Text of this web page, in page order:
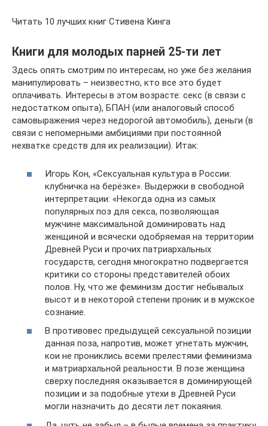
Читать 10 лучших книг Стивена Кинга
Книги для молодых парней 25-ти лет
Здесь опять смотрим по интересам, но уже без желания
манипулировать – неизвестно, кто все это будет
оплачивать. Интересы в этом возрасте: секс (в связи с
недостатком опыта), БПАН (или аналоговый способ
самовыражения через недорогой автомобиль), деньги (в
связи с непомерными амбициями при постоянной
нехватке средств для их реализации). Итак:
Игорь Кон, «Сексуальная культура в России:
клубничка на берёзке». Выдержки в свободной
интерпретации: «Некогда одна из самых
популярных поз для секса, позволяющая
мужчине максимальной доминировать над
женщиной и всячески одобряемая на территории
Древней Руси и прочих патриархальных
государств, сегодня многократно подвергается
критики со стороны представителей обоих
полов. Ну, что же феминизм достиг небывалых
высот и в некоторой степени проник и в мужское
сознание.
В противовес предыдущей сексуальной позиции
данная поза, напротив, может угнетать мужчин,
кои не прониклись всеми прелестями феминизма
и матриархальной реальности. В позе женщина
сверху последняя оказывается в доминирующей
позиции и за подобные утехи в Древней Руси
могли назначить до десяти лет покаяния.